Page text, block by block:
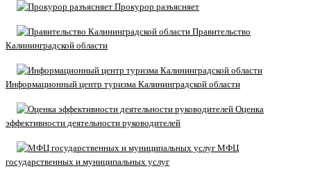
Прокурор разъясняет
Правительство
Калининградской области
Информационный центр туризма Калининградской области
Оценка
эффективности деятельности руководителей
МФЦ
государственных и муниципальных услуг